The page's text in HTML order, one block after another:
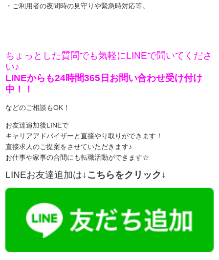
・ご利用者の夜間時の見守りや緊急時対応等。
ちょっとした質問でも気軽にLINEで聞いてくださ
い♪
LINEからも24時間365日お問い合わせ受け付け
中！！
などのご相談もOK！
お友達追加後LINEで
キャリアアドバイザーと直接やり取りができます！
直接求人のご提案をさせていただきます♪
お仕事や家事の合間にも転職活動ができます☆
LINEお友達追加は↓こちらをクリック↓